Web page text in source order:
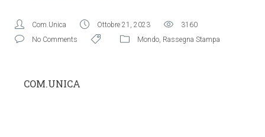
Com.Unica Ottobre 21, 2023
3160
No Comments
Mondo, Rassegna Stampa
COM.UNICA